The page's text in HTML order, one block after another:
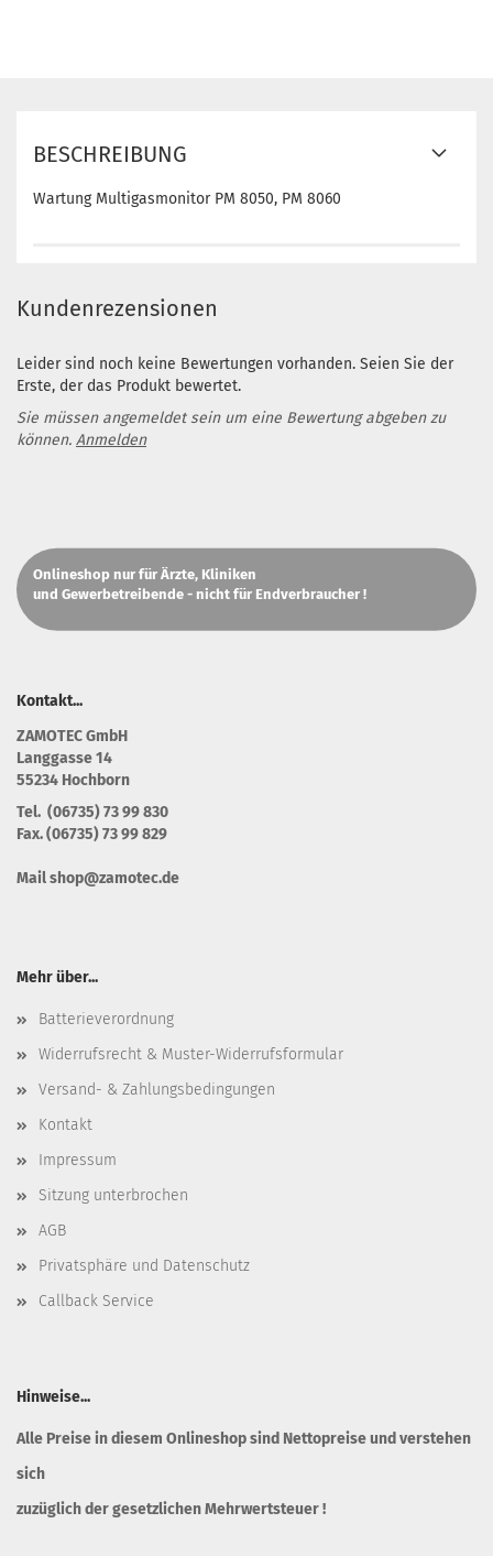
BESCHREIBUNG
Wartung Multigasmonitor PM 8050, PM 8060
Kundenrezensionen
Leider sind noch keine Bewertungen vorhanden. Seien Sie der
Erste, der das Produkt bewertet.
Sie müssen angemeldet sein um eine Bewertung abgeben zu
können. Anmelden
Onlineshop nur für Ärzte, Kliniken
und Gewerbetreibende - nicht für Endverbraucher !
Kontakt...
ZAMOTEC GmbH
Langgasse 14
55234 Hochborn
Tel. (06735) 73 99 830
Fax. (06735) 73 99 829
Mail shop@zamotec.de
Mehr über...
Batterieverordnung
Widerrufsrecht & Muster-Widerrufsformular
Versand- & Zahlungsbedingungen
Kontakt
Impressum
Sitzung unterbrochen
AGB
Privatsphäre und Datenschutz
Callback Service
Hinweise...
Alle Preise in diesem Onlineshop sind Nettopreise und verstehen
sich
zuzüglich der gesetzlichen Mehrwertsteuer !